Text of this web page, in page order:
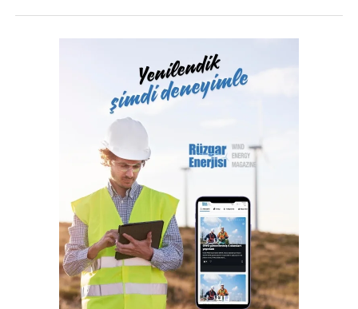
alanı kaplayan PV panelleri, malzeme deposunun yıllık
yıllık elektrik tüketiminin de yüzde üçüne denk gelen
miktarda yeşil enerji üretecek.
BSH Çerkezköy Tesis Yönetimi ve Türkiye Sürdürülebilirlik,
Çevre ve İSG Yönetimi departmanlarının liderliğinde
yürütülen proje, operasyonlarında kaynak verimliliğini
artırmayı ve yenilenebilir enerji kullanımını yaygınlaştırmayı
amaçlıyor. Elde edilen yenilenebilir enerji malzeme
deposunun yıllık elektrik ihtiyacını tamamen karşılayarak
Çerkezköy yerleşkesinin de karbon ayak izini azaltmasına
önemli bir katkı sağlayacak.
Yenilenebilir enerji üretiminin artırılması hedefleniyor